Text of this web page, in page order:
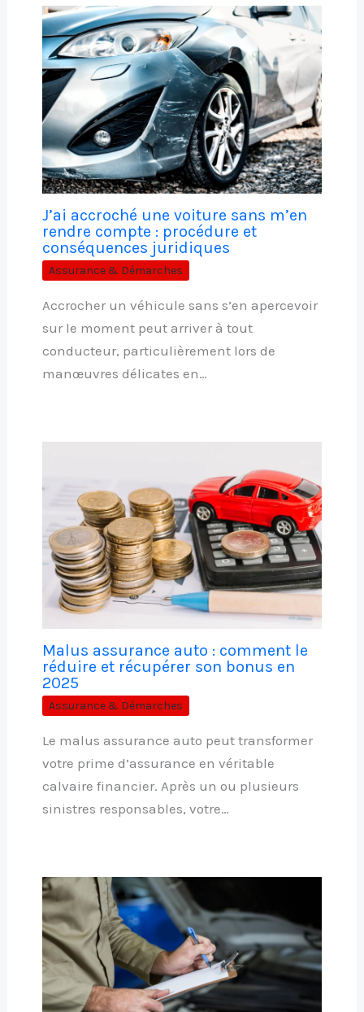
J’ai accroché une voiture sans m’en
rendre compte : procédure et
conséquences juridiques
Assurance & Démarches
Accrocher un véhicule sans s’en apercevoir
sur le moment peut arriver à tout
conducteur, particulièrement lors de
manœuvres délicates en…
Malus assurance auto : comment le
réduire et récupérer son bonus en
2025
Assurance & Démarches
Le malus assurance auto peut transformer
votre prime d’assurance en véritable
calvaire financier. Après un ou plusieurs
sinistres responsables, votre…